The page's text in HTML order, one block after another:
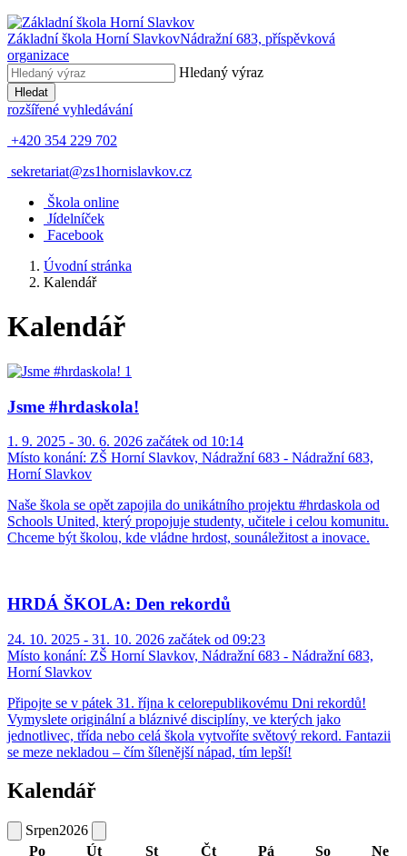
Základní škola Horní SlavkovNádražní 683, příspěvková
organizace
Hledaný výraz
Hledat
rozšířené vyhledávání
+420 354 229 702
sekretariat@zs1hornislavkov.cz
Škola online
Jídelníček
Facebook
Úvodní stránka
Kalendář
Kalendář
Jsme #hrdaskola!
1. 9. 2025 - 30. 6. 2026 začátek od 10:14
Místo konání: ZŠ Horní Slavkov, Nádražní 683 - Nádražní 683,
Horní Slavkov
Naše škola se opět zapojila do unikátního projektu #hrdaskola od
Schools United, který propojuje studenty, učitele i celou komunitu.
Chceme být školou, kde vládne hrdost, sounáležitost a inovace.
HRDÁ ŠKOLA: Den rekordů
24. 10. 2025 - 31. 10. 2026 začátek od 09:23
Místo konání: ZŠ Horní Slavkov, Nádražní 683 - Nádražní 683,
Horní Slavkov
Připojte se v pátek 31. října k celorepublikovému Dni rekordů!
Vymyslete originální a bláznivé disciplíny, ve kterých jako
jednotlivec, třída nebo celá škola vytvoříte světový rekord. Fantazii
se meze nekladou – čím šílenější nápad, tím lepší!
Kalendář
Srpen2026
Po
Út St Čt Pá So
Ne